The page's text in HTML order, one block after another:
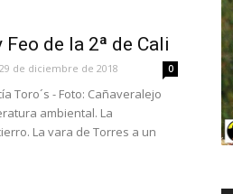
Feo de la 2ª de Cali
29 de diciembre de 2018 0
Toro´s - Foto: Cañaveralejo
ambiental. La
La vara de Torres a un